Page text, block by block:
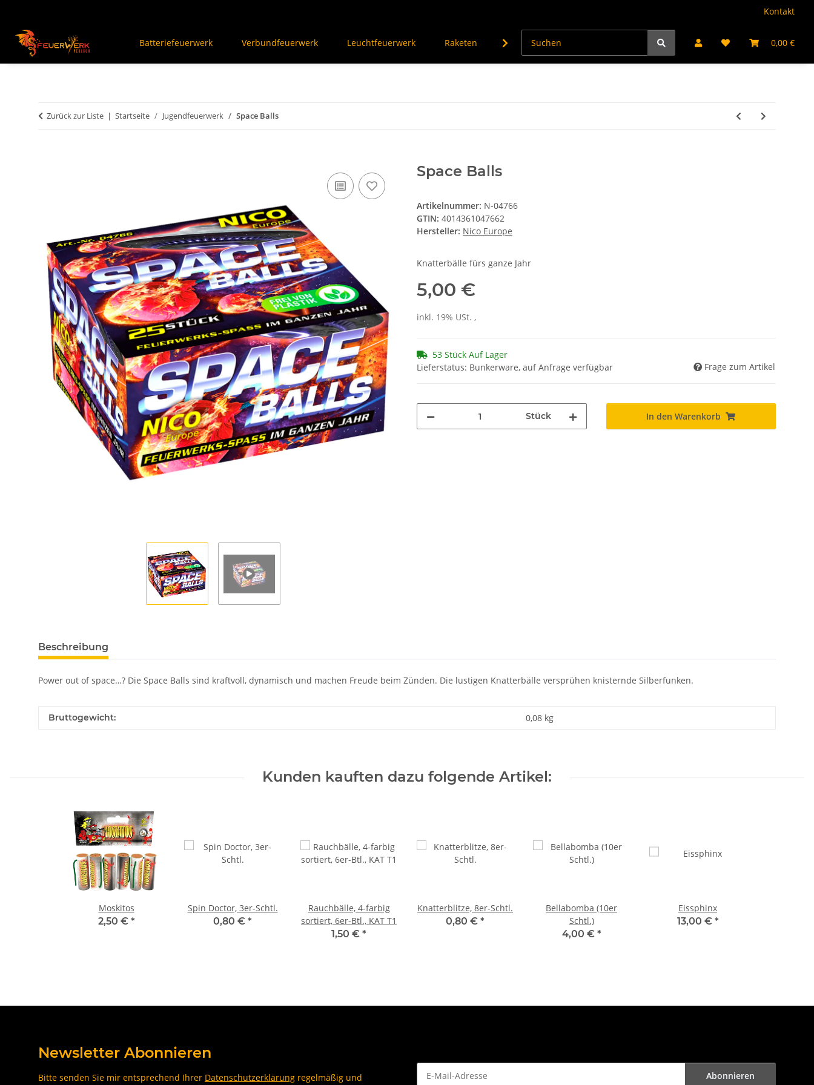
Kontakt
0,00 €
Batteriefeuerwerk Verbundfeuerwerk Leuchtfeuerwerk Raketen Knalleffekte Partyartikel
Zurück zur Liste Startseite Jugendfeuerwerk Space Balls
An dieser Stelle findest Du Inhalte von Drittanbietern (Youtube). Möchtest Du
Inhalte von Drittanbietern angezeigt bekommen, klicke bitte in den Einstellungen
zur Privatssphäre "Alle akzeptieren" und lade anschließend die Seite neu.
Space Balls
Artikelnummer: N-04766
GTIN: 4014361047662
Hersteller: Nico Europe
Knatterbälle fürs ganze Jahr
5,00 €
inkl. 19% USt. ,
53 Stück Auf Lager
Lieferstatus: Bunkerware, auf Anfrage verfügbar
Frage zum Artikel
Stück In den Warenkorb
Beschreibung
Power out of space…? Die Space Balls sind kraftvoll, dynamisch und machen Freude beim Zünden. Die lustigen Knatterbälle versprühen knisternde Silberfunken.
Bruttogewicht: 0,08 kg
Kunden kauften dazu folgende Artikel:
Moskitos
2,50 € *
Spin Doctor, 3er-Schtl.
0,80 € *
Rauchbälle, 4-farbig
sortiert, 6er-Btl., KAT T1
1,50 € *
Knatterblitze, 8er-Schtl.
0,80 € *
Bellabomba (10er
Schtl.)
4,00 € *
Eissphinx
13,00 € *
Newsletter Abonnieren
Bitte senden Sie mir entsprechend Ihrer Datenschutzerklärung regelmäßig und
Abonnieren